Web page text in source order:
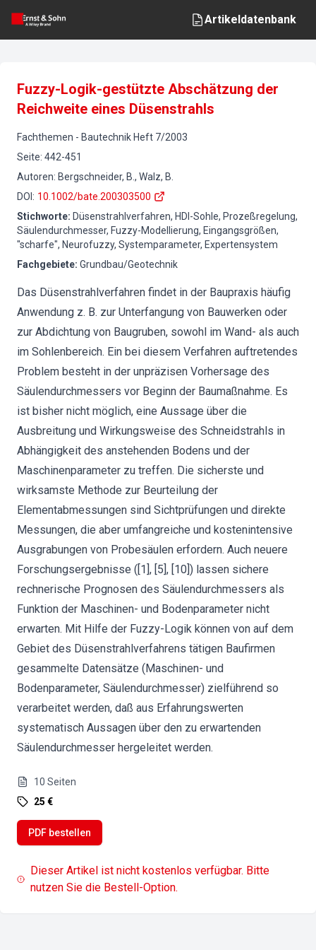
Artikeldatenbank
Fuzzy-Logik-gestützte Abschätzung der
Reichweite eines Düsenstrahls
Fachthemen - Bautechnik Heft 7/2003
Seite: 442-451
Autoren: Bergschneider, B., Walz, B.
DOI : 10.1002/bate.200303500
Stichworte: Düsenstrahlverfahren, HDI-Sohle, Prozeßregelung,
Säulendurchmesser, Fuzzy-Modellierung, Eingangsgrößen,
"scharfe", Neurofuzzy, Systemparameter, Expertensystem
Fachgebiete: Grundbau/Geotechnik
Das Düsenstrahlverfahren findet in der Baupraxis häufig
Anwendung z. B. zur Unterfangung von Bauwerken oder
zur Abdichtung von Baugruben, sowohl im Wand- als auch
im Sohlenbereich. Ein bei diesem Verfahren auftretendes
Problem besteht in der unpräzisen Vorhersage des
Säulendurchmessers vor Beginn der Baumaßnahme. Es
ist bisher nicht möglich, eine Aussage über die
Ausbreitung und Wirkungsweise des Schneidstrahls in
Abhängigkeit des anstehenden Bodens und der
Maschinenparameter zu treffen. Die sicherste und
wirksamste Methode zur Beurteilung der
Elementabmessungen sind Sichtprüfungen und direkte
Messungen, die aber umfangreiche und kostenintensive
Ausgrabungen von Probesäulen erfordern. Auch neuere
Forschungsergebnisse ([1], [5], [10]) lassen sichere
rechnerische Prognosen des Säulendurchmessers als
Funktion der Maschinen- und Bodenparameter nicht
erwarten. Mit Hilfe der Fuzzy-Logik können von auf dem
Gebiet des Düsenstrahlverfahrens tätigen Baufirmen
gesammelte Datensätze (Maschinen- und
Bodenparameter, Säulendurchmesser) zielführend so
verarbeitet werden, daß aus Erfahrungswerten
systematisch Aussagen über den zu erwartenden
Säulendurchmesser hergeleitet werden.
10 Seiten
25 €
PDF bestellen
Dieser Artikel ist nicht kostenlos verfügbar. Bitte
nutzen Sie die Bestell-Option.